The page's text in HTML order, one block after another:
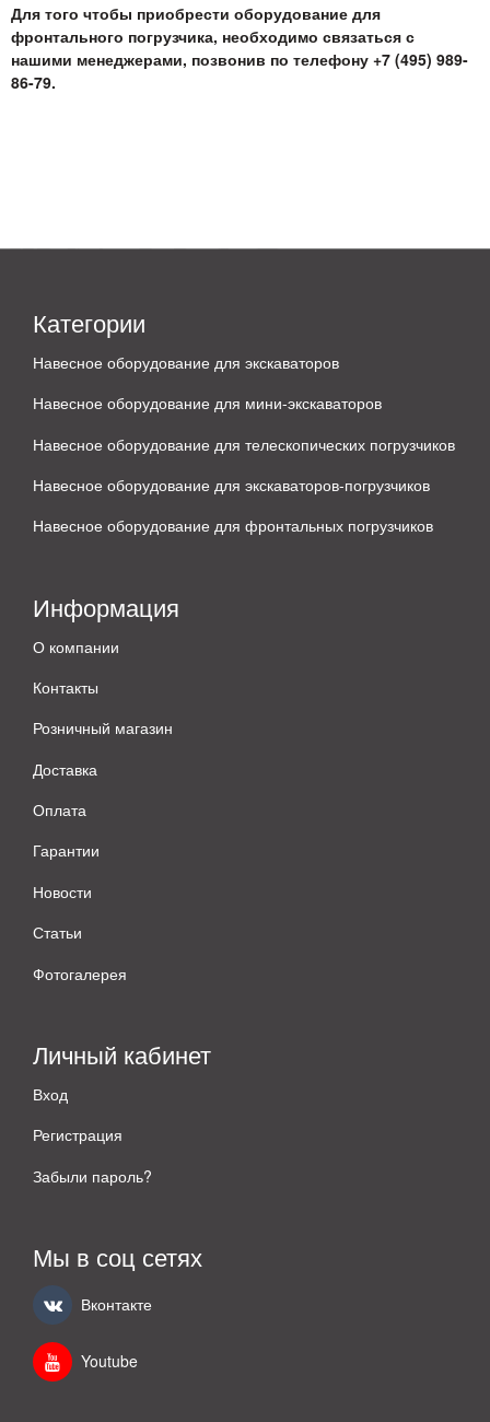
Для того чтобы приобрести оборудование для
фронтального погрузчика, необходимо связаться с
нашими менеджерами, позвонив по телефону +7 (495) 989-
86-79.
Категории
Навесное оборудование для экскаваторов
Навесное оборудование для мини-экскаваторов
Навесное оборудование для телескопических погрузчиков
Навесное оборудование для экскаваторов-погрузчиков
Навесное оборудование для фронтальных погрузчиков
Информация
О компании
Контакты
Розничный магазин
Доставка
Оплата
Гарантии
Новости
Статьи
Фотогалерея
Личный кабинет
Вход
Регистрация
Забыли пароль?
Мы в соц сетях
Вконтакте
Youtube